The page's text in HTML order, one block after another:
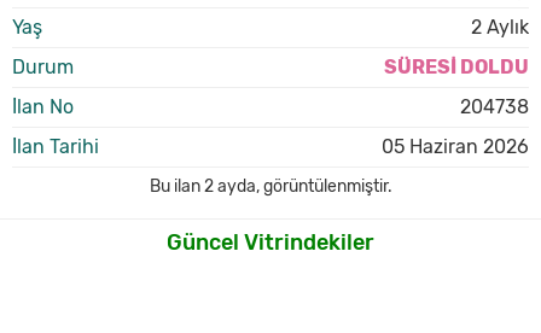
Yaş
2 Aylık
Durum
SÜRESİ DOLDU
İlan No
204738
İlan Tarihi
05 Haziran 2026
Bu ilan2 ayda,görüntülenmiştir.
Güncel Vitrindekiler